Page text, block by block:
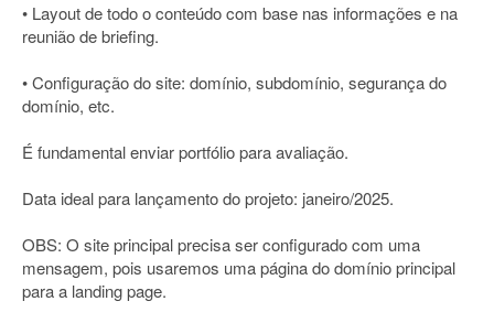
• Layout de todo o conteúdo com base nas informações e na
reunião de briefing.
• Configuração do site: domínio, subdomínio, segurança do
domínio, etc.
É fundamental enviar portfólio para avaliação.
Data ideal para lançamento do projeto: janeiro/2025.
OBS: O site principal precisa ser configurado com uma
mensagem, pois usaremos uma página do domínio principal
para a landing page.